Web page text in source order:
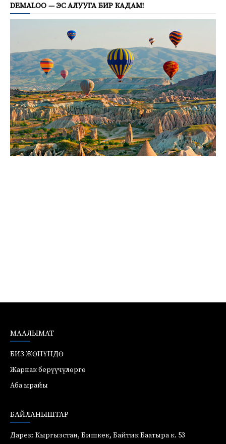
DEMALOO — ЭС АЛУУГА БИР КАДАМ!
МААЛЫМАТ
БИЗ ЖӨНҮНДӨ
Жарнак берүүчүлөргө
Аба ырайы
БАЙЛАНЫШТАР
Дарек: Кыргызстан, Бишкек, Байтик Баатыра к. 53